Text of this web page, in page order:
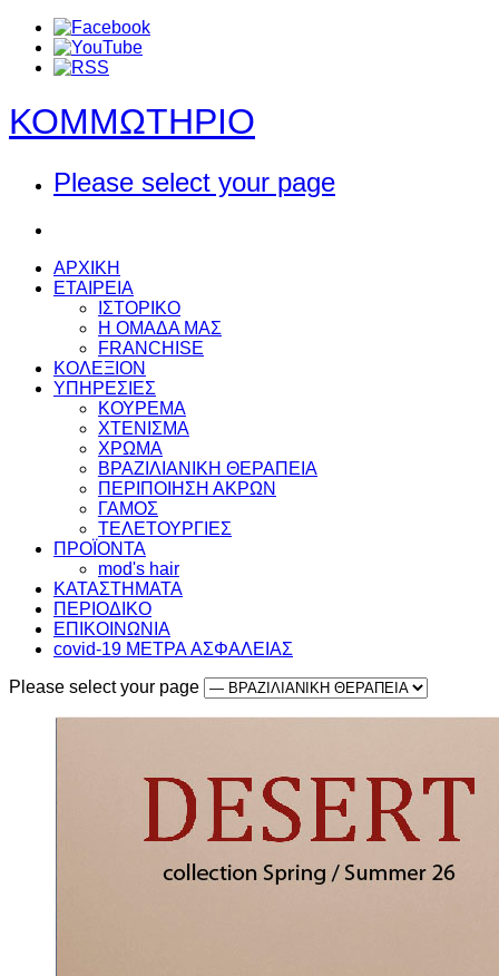
ΚΟΜΜΩΤΗΡΙΟ
Please select your page
ΑΡΧΙΚΗ
ΕΤΑΙΡΕΙΑ
ΙΣΤΟΡΙΚΟ
Η ΟΜΑΔΑ ΜΑΣ
FRANCHISE
ΚΟΛΕΞΙΟΝ
ΥΠΗΡΕΣΙΕΣ
ΚΟΥΡΕΜΑ
ΧΤΕΝΙΣΜΑ
ΧΡΩΜΑ
ΒΡΑΖΙΛΙΑΝΙΚΗ ΘΕΡΑΠΕΙΑ
ΠΕΡΙΠΟΙΗΣΗ ΑΚΡΩΝ
ΓΑΜΟΣ
ΤΕΛΕΤΟΥΡΓΙΕΣ
ΠΡΟΪΟΝΤΑ
mod's hair
ΚΑΤΑΣΤΗΜΑΤΑ
ΠΕΡΙΟΔΙΚΟ
ΕΠΙΚΟΙΝΩΝΙΑ
covid-19 METΡΑ AΣΦΑΛΕΙΑΣ
Please select your page